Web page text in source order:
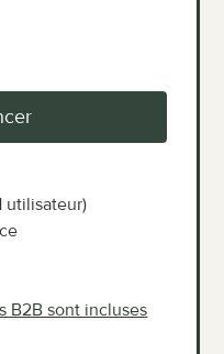
utilisateur)
B2B sont incluses